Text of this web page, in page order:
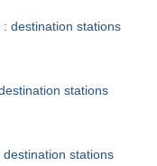
destination stations
stations
stations